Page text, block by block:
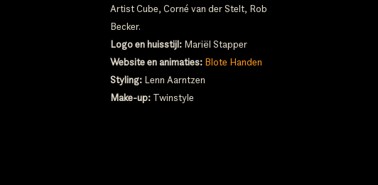
Artist Cube, Corné van der Stelt, Rob
Becker.
Logo en huisstijl: Mariël Stapper
Website en animaties: Blote Handen
Styling: Lenn Aarntzen
Make-up: Twinstyle